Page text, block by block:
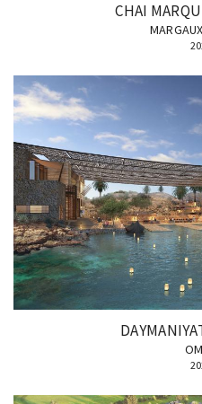
CHAI